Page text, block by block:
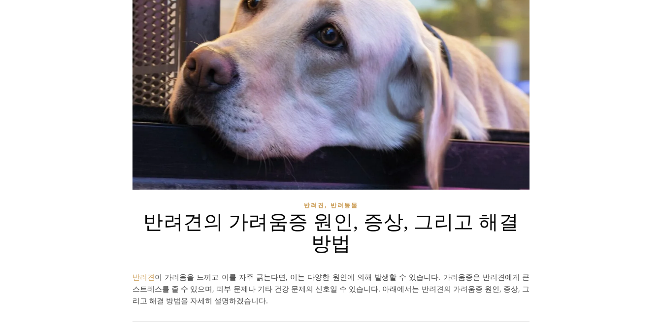
반려견 , 반려동물
반려견의 가려움증 원인, 증상, 그리고 해결
방법
반려견이 가려움을 느끼고 이를 자주 긁는다면, 이는 다양한 원인에 의해 발생할 수 있습니다. 가려움증은 반려견에게 큰
스트레스를 줄 수 있으며, 피부 문제나 기타 건강 문제의 신호일 수 있습니다. 아래에서는 반려견의 가려움증 원인, 증상, 그
리고 해결 방법을 자세히 설명하겠습니다.